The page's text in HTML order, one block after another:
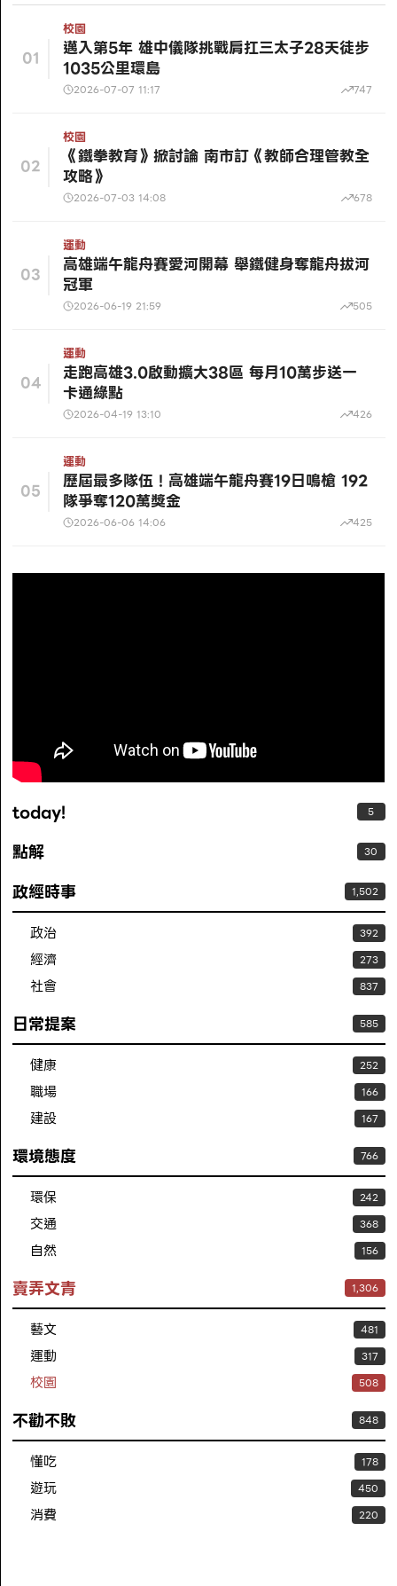
01
校園
邁入第5年 雄中儀隊挑戰肩扛三太子28天徒步
1035公里環島
2026-07-07 11:17 747
02
校園
《鐵拳教育》掀討論 南市訂《教師合理管教全
攻略》
2026-07-03 14:08 678
03
運動
高雄端午龍舟賽愛河開幕 舉鐵健身奪龍舟拔河
冠軍
2026-06-19 21:59 505
04
運動
走跑高雄3.0啟動擴大38區 每月10萬步送一
卡通綠點
2026-04-19 13:10 426
05
運動
歷屆最多隊伍！高雄端午龍舟賽19日鳴槍 192
隊爭奪120萬獎金
2026-06-06 14:06 425
today! 5
點解 30
政經時事 1,502
政治 392
經濟 273
社會 837
日常提案 585
健康 252
職場 166
建設 167
環境態度 766
環保 242
交通 368
自然 156
賣弄文青 1,306
藝文 481
運動 317
校園 508
不勸不敗 848
懂吃 178
遊玩 450
消費 220